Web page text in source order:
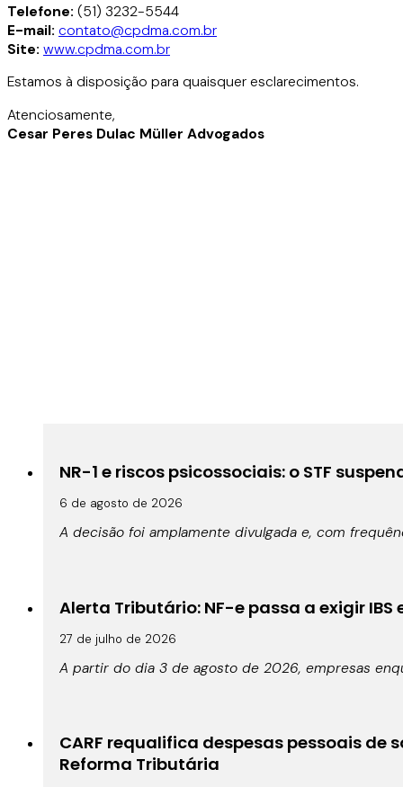
Telefone: (51) 3232-5544
E-mail: contato@cpdma.com.br
Site: www.cpdma.com.br
Estamos à disposição para quaisquer esclarecimentos.
Atenciosamente,
Cesar Peres Dulac Müller Advogados
NR-1 e riscos psicossociais: o STF
6 de agosto de 2026
A decisão foi amplamente divulgada e, com
Alerta Tributário: NF-e passa a exigir IBS
27 de julho de 2026
A partir do dia 3 de agosto de 2026, empresas
CARF requalifica despesas pessoais
Reforma Tributária